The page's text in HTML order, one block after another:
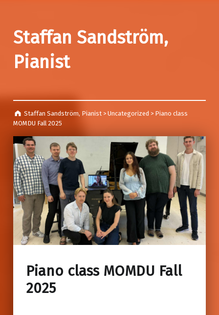
Staffan Sandström,
Pianist
Staffan Sandström, Pianist >Uncategorized > Piano class
MOMDU Fall 2025
Piano class MOMDU Fall
2025